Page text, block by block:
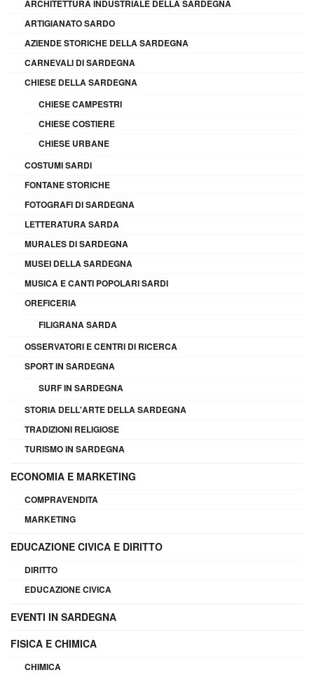
ARCHITETTURA INDUSTRIALE DELLA SARDEGNA
ARTIGIANATO SARDO
AZIENDE STORICHE DELLA SARDEGNA
CARNEVALI DI SARDEGNA
CHIESE DELLA SARDEGNA
CHIESE CAMPESTRI
CHIESE COSTIERE
CHIESE URBANE
COSTUMI SARDI
FONTANE STORICHE
FOTOGRAFI DI SARDEGNA
LETTERATURA SARDA
MURALES DI SARDEGNA
MUSEI DELLA SARDEGNA
MUSICA E CANTI POPOLARI SARDI
OREFICERIA
FILIGRANA SARDA
OSSERVATORI E CENTRI DI RICERCA
SPORT IN SARDEGNA
SURF IN SARDEGNA
STORIA DELL'ARTE DELLA SARDEGNA
TRADIZIONI RELIGIOSE
TURISMO IN SARDEGNA
ECONOMIA E MARKETING
COMPRAVENDITA
MARKETING
EDUCAZIONE CIVICA E DIRITTO
DIRITTO
EDUCAZIONE CIVICA
EVENTI IN SARDEGNA
FISICA E CHIMICA
CHIMICA